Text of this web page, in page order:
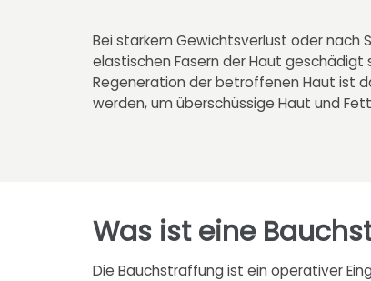
Bei starkem Gewichtsverlust oder nach
elastischen Fasern der Haut
Regeneration der betroffenen Haut ist
werden, um überschüssige Haut und
Was ist eine
Die Bauchstraffung ist ein operativer